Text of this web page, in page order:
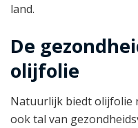
land.
De
olijfolie
Natuurlijk biedt olijfolie
ook tal van